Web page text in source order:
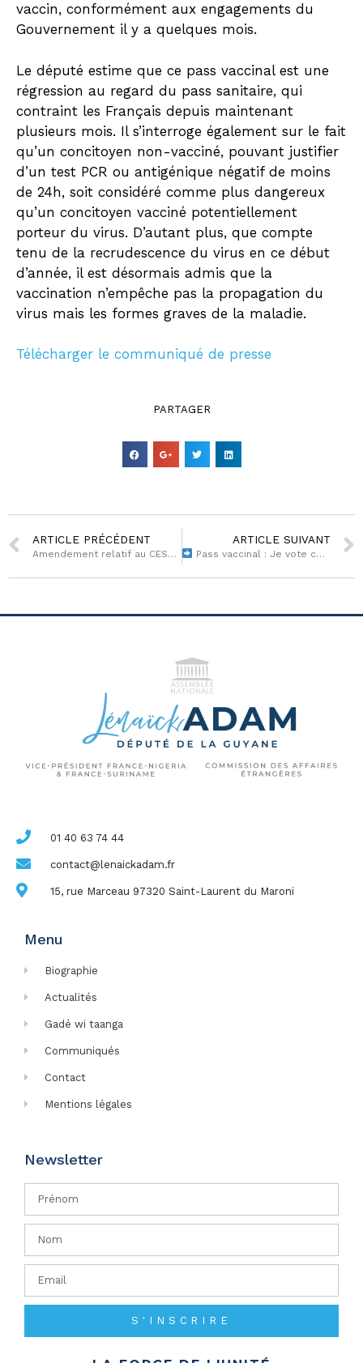
vaccin, conformément aux engagements du
Gouvernement il y a quelques mois.
Le député estime que ce pass vaccinal est une
régression au regard du pass sanitaire, qui
contraint les Français depuis maintenant
plusieurs mois. Il s’interroge également sur le fait
qu’un concitoyen non-vacciné, pouvant justifier
d’un test PCR ou antigénique négatif de moins
de 24h, soit considéré comme plus dangereux
qu’un concitoyen vacciné potentiellement
porteur du virus. D’autant plus, que compte
tenu de la recrudescence du virus en ce début
d’année, il est désormais admis que la
vaccination n’empêche pas la propagation du
virus mais les formes graves de la maladie.
Télécharger le communiqué de presse
PARTAGER
ARTICLE PRÉCÉDENT
Amendement relatif au CESECE Guyane, adopté en séance dans le cadre du PJL 3DS
ARTICLE SUIVANT
Pass vaccinal : Je vote contre une obligation vaccinale déguisée !
01 40 63 74 44
contact@lenaickadam.fr
15, rue Marceau 97320 Saint-Laurent du Maroni
Menu
Biographie
Actualités
Gadé wi taanga
Communiqués
Contact
Mentions légales
Newsletter
S'INSCRIRE